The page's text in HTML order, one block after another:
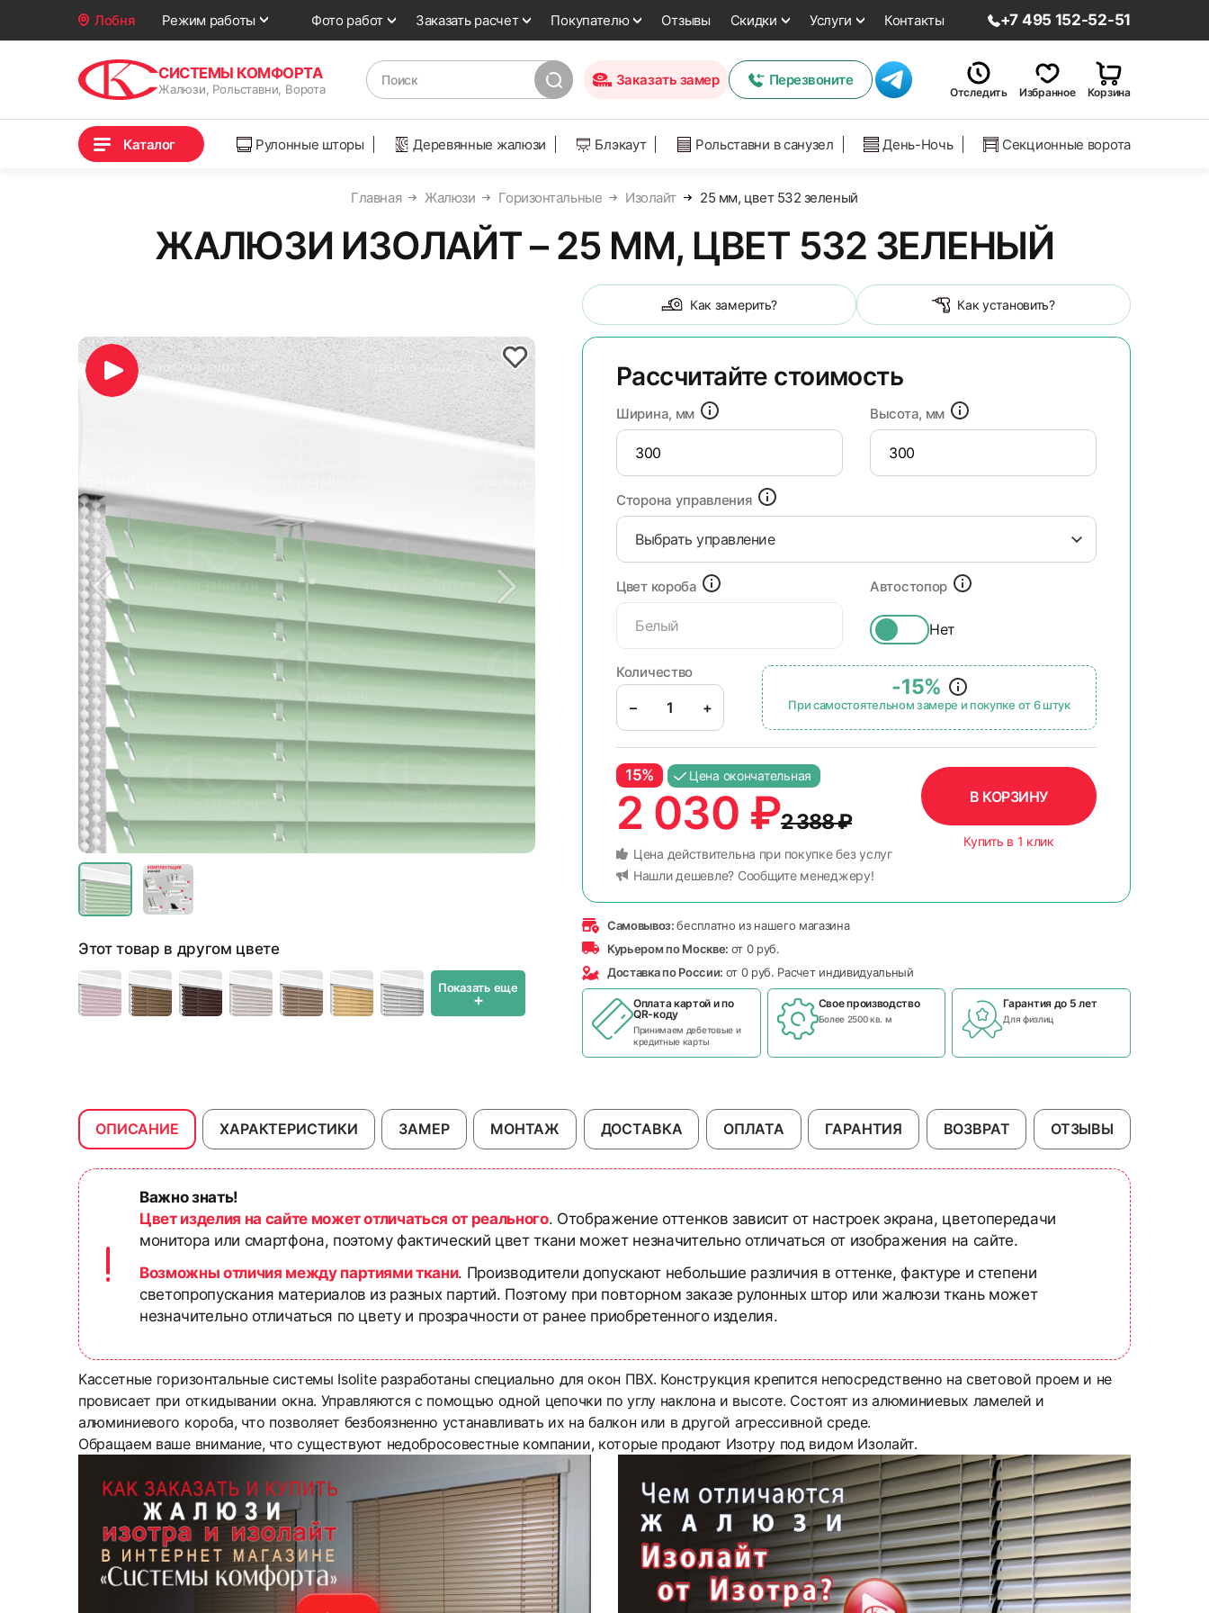
Лобня Режим работы Фото работ Заказать расчет Покупателю Отзывы Скидки Услуги Контакты +7 495 152-52-51
СИСТЕМЫ КОМФОРТА
Жалюзи, Рольставни, Ворота
Заказать замер Перезвоните
Отследить Избранное Корзина
Каталог Рулонные шторы Деревянные жалюзи Блэкаут Рольставни в санузел День-Ночь Секционные ворота
Главная Жалюзи Горизонтальные Изолайт 25 мм, цвет 532 зеленый
ЖАЛЮЗИ ИЗОЛАЙТ – 25 ММ, ЦВЕТ 532 ЗЕЛЕНЫЙ
Как замерить? Как установить?
Этот товар в другом цвете
Показать еще
+
Рассчитайте стоимость
Ширина, мм Высота, мм
Сторона управления
Выбрать управление
Цвет короба
Белый
Автостопор
Нет
Количество
– +
-15%
При самостоятельном замере и покупке от 6 штук
15% Цена окончательная
2 030 ₽2 388₽
Цена действительна при покупке без услуг
Нашли дешевле? Сообщите менеджеру!
В КОРЗИНУ
Купить в 1 клик
Самовывоз:бесплатно из нашего магазина
Курьером по Москве: от 0 руб.
Доставка по России: от 0 руб. Расчет индивидуальный
Оплата картой и по
QR-коду
Принимаем дебетовые и
кредитные карты
Свое производство
Более 2500 кв. м
Гарантия до 5 лет
Для физлиц
ОПИСАНИЕ ХАРАКТЕРИСТИКИ ЗАМЕР МОНТАЖ ДОСТАВКА ОПЛАТА ГАРАНТИЯ ВОЗВРАТ ОТЗЫВЫ
Важно знать!
Цвет изделия на сайте может отличаться от реального. Отображение оттенков зависит от настроек экрана, цветопередачи
монитора или смартфона, поэтому фактический цвет ткани может незначительно отличаться от изображения на сайте.
Возможны отличия между партиями ткани. Производители допускают небольшие различия в оттенке, фактуре и степени
светопропускания материалов из разных партий. Поэтому при повторном заказе рулонных штор или жалюзи ткань может
незначительно отличаться по цвету и прозрачности от ранее приобретенного изделия.
Кассетные горизонтальные системы Isolite разработаны специально для окон ПВХ. Конструкция крепится непосредственно на световой проем и не
провисает при откидывании окна. Управляются с помощью одной цепочки по углу наклона и высоте. Состоят из алюминиевых ламелей и
алюминиевого короба, что позволяет безбоязненно устанавливать их на балкон или в другой агрессивной среде.
Обращаем ваше внимание, что существуют недобросовестные компании, которые продают Изотру под видом Изолайт.